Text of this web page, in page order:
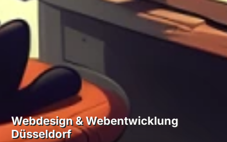
Webdesign & Webentwicklung
Düsseldorf